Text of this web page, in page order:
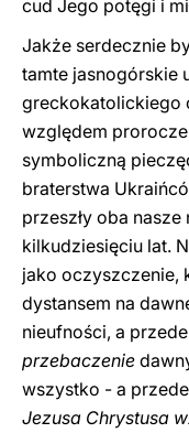
cud Jego potęgi i
Jakże serdecznie
tamte jasnogórskie
greckokatolickiego
względem
symboliczną
braterstwa
przeszły oba
kilkudziesięciu lat.
jako oczyszczenie,
dystansem na
nieufności, a
przebaczenie
wszystko - a
Jezusa Chrystusa